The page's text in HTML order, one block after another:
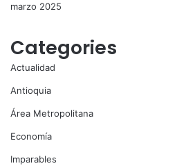
marzo 2025
Categories
Actualidad
Antioquia
Área Metropolitana
Economía
Imparables